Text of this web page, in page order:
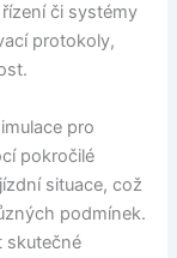
či systémy
protokoly,
pro
pokročilé
situace, což
podmínek.
skutečné